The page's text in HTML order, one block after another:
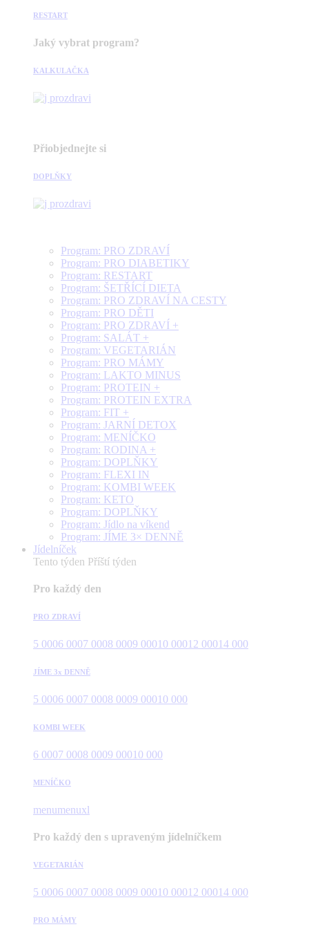
RESTART
Jaký vybrat program?
KALKULAČKA
Přiobjednejte si
DOPLŇKY
Program: PRO ZDRAVÍ
Program: PRO DIABETIKY
Program: RESTART
Program: ŠETŘÍCÍ DIETA
Program: PRO ZDRAVÍ NA CESTY
Program: PRO DĚTI
Program: PRO ZDRAVÍ +
Program: SALÁT +
Program: VEGETARIÁN
Program: PRO MÁMY
Program: LAKTO MINUS
Program: PROTEIN +
Program: PROTEIN EXTRA
Program: FIT +
Program: JARNÍ DETOX
Program: MENÍČKO
Program: RODINA +
Program: DOPLŇKY
Program: FLEXI IN
Program: KOMBI WEEK
Program: KETO
Program: DOPLŇKY
Program: Jídlo na víkend
Program: JÍME 3× DENNĚ
Jídelníček
Tento týden Příští týden
Pro každý den
PRO ZDRAVÍ
5 0006 0007 0008 0009 00010 00012 00014 000
JÍME 3x DENNĚ
5 0006 0007 0008 0009 00010 000
KOMBI WEEK
6 0007 0008 0009 00010 000
MENÍČKO
menumenuxl
Pro každý den s upraveným jídelníčkem
VEGETARIÁN
5 0006 0007 0008 0009 00010 00012 00014 000
PRO MÁMY